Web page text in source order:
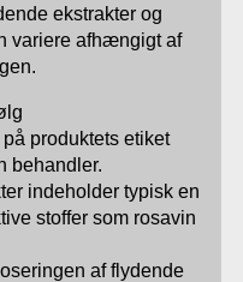
ekstrakter og
variere afhængigt af
produktets etiket
behandler.
indeholder typisk en
stoffer som rosavin
af flydende